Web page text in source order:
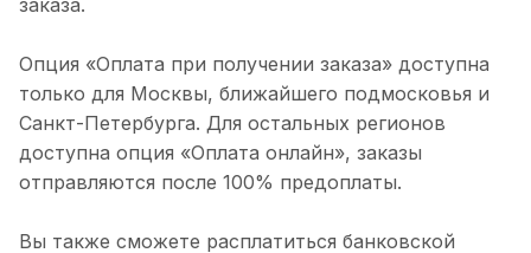
Опция «Оплата при получении заказа» доступна
только для Москвы, ближайшего подмосковья и
Санкт-Петербурга. Для остальных регионов
доступна опция «Оплата онлайн», заказы
отправляются после 100% предоплаты.
Вы также сможете расплатиться банковской